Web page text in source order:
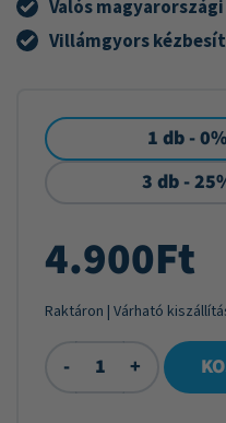
Valós
Villámgyors
1 db -
3 db -
4.900Ft
Raktáron | Várható
- +